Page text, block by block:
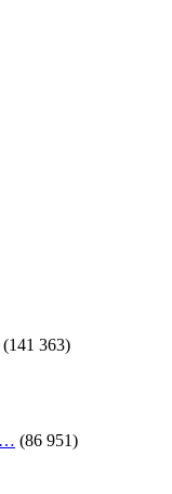
(141 363)
(86 951)